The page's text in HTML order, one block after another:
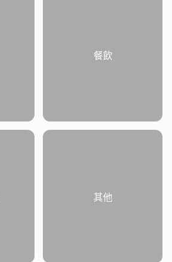
餐飲
其他